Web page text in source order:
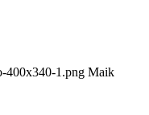
400x340-1.png Maik